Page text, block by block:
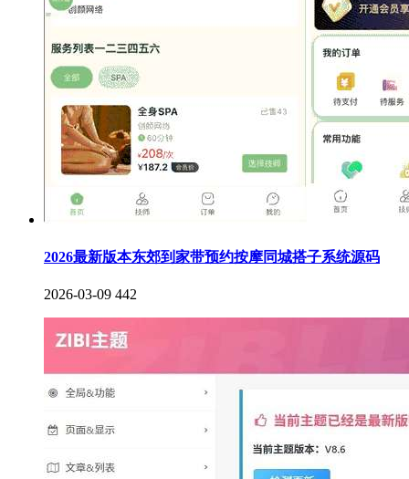
2026最新版本东郊到家带预约按摩同城搭子系统源码
2026-03-09 442